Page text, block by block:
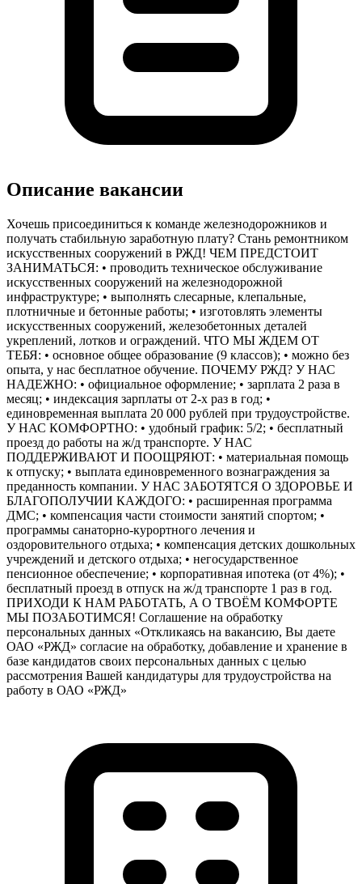
Описание вакансии
Хочешь присоединиться к команде железнодорожников и
получать стабильную заработную плату? Стань ремонтником
искусственных сооружений в РЖД! ЧЕМ ПРЕДСТОИТ
ЗАНИМАТЬСЯ: • проводить техническое обслуживание
искусственных сооружений на железнодорожной
инфраструктуре; • выполнять слесарные, клепальные,
плотничные и бетонные работы; • изготовлять элементы
искусственных сооружений, железобетонных деталей
укреплений, лотков и ограждений. ЧТО МЫ ЖДЕМ ОТ
ТЕБЯ: • основное общее образование (9 классов); • можно без
опыта, у нас бесплатное обучение. ПОЧЕМУ РЖД? У НАС
НАДЕЖНО: • официальное оформление; • зарплата 2 раза в
месяц; • индексация зарплаты от 2-х раз в год; •
единовременная выплата 20 000 рублей при трудоустройстве.
У НАС КОМФОРТНО: • удобный график: 5/2; • бесплатный
проезд до работы на ж/д транспорте. У НАС
ПОДДЕРЖИВАЮТ И ПООЩРЯЮТ: • материальная помощь
к отпуску; • выплата единовременного вознаграждения за
преданность компании. У НАС ЗАБОТЯТСЯ О ЗДОРОВЬЕ И
БЛАГОПОЛУЧИИ КАЖДОГО: • расширенная программа
ДМС; • компенсация части стоимости занятий спортом; •
программы санаторно-курортного лечения и
оздоровительного отдыха; • компенсация детских дошкольных
учреждений и детского отдыха; • негосударственное
пенсионное обеспечение; • корпоративная ипотека (от 4%); •
бесплатный проезд в отпуск на ж/д транспорте 1 раз в год.
ПРИХОДИ К НАМ РАБОТАТЬ, А О ТВОЁМ КОМФОРТЕ
МЫ ПОЗАБОТИМСЯ! Соглашение на обработку
персональных данных «Откликаясь на вакансию, Вы даете
ОАО «РЖД» согласие на обработку, добавление и хранение в
базе кандидатов своих персональных данных с целью
рассмотрения Вашей кандидатуры для трудоустройства на
работу в ОАО «РЖД»